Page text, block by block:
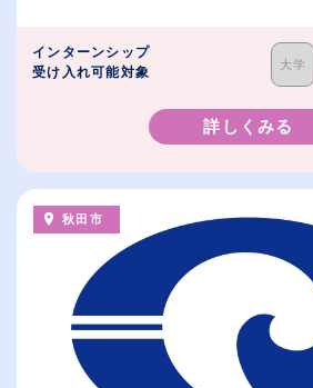
インターンシップ
受け入れ可能対象
大学
詳しくみる
秋田市